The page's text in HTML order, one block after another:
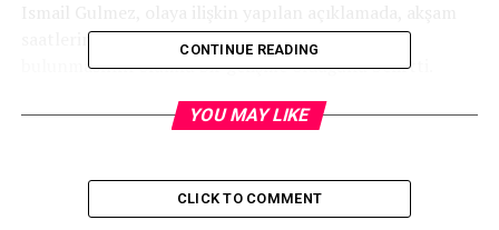
saatlerinde cami çıkışında bir devriye ekibinin
bulunmasının olumlu bir gelişme olduğunu belirtti.
Olaya karışan kişi hakkında resmi bir şikayetin
tepkisini dile getirdi.
CONTINUE READING
YOU MAY LIKE
CLICK TO COMMENT